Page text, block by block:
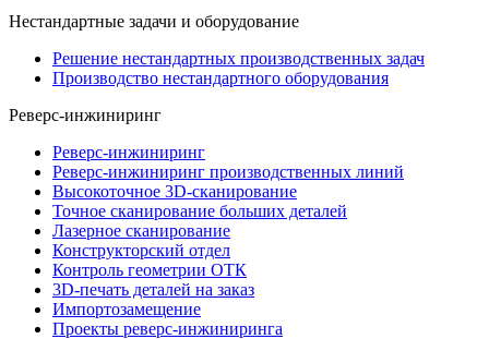
Нестандартные задачи и оборудование
Решение нестандартных производственных задач
Производство нестандартного оборудования
Реверс-инжиниринг
Реверс-инжиниринг
Реверс-инжиниринг производственных линий
Высокоточное 3D-сканирование
Точное сканирование больших деталей
Лазерное сканирование
Конструкторский отдел
Контроль геометрии ОТК
3D-печать деталей на заказ
Импортозамещение
Проекты реверс-инжиниринга